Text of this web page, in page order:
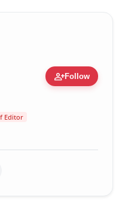
person_addFollow
Public Figure
Editor